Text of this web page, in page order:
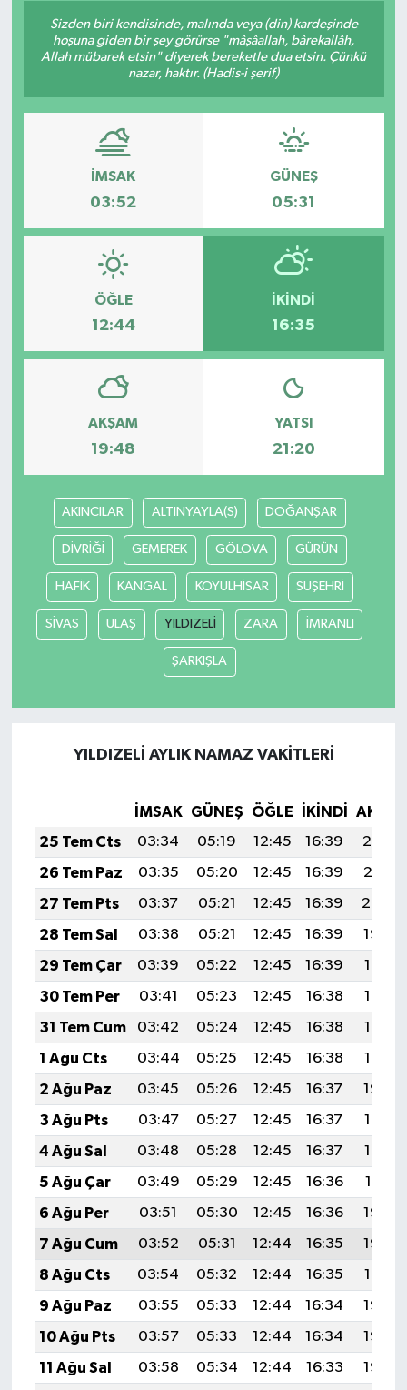
Sizden biri kendisinde, malında veya (din) kardeşinde
hoşuna giden bir şey görürse "mâşâallah, bârekallâh,
Allah mübarek etsin" diyerek bereketle dua etsin. Çünkü
nazar, haktır. (Hadis-i şerif)
İMSAK
03:52
GÜNEŞ
05:31
ÖĞLE
12:44
İKINDI
16:35
AKŞAM
19:48
YATSI
21:20
AKINCILAR ALTINYAYLA(S) DOĞANŞAR
DİVRİĞİ GEMEREK GÖLOVA GÜRÜN
HAFİK KANGAL KOYULHİSAR SUŞEHRİ
SİVAS ULAŞ YILDIZELİ ZARA İMRANLI
ŞARKIŞLA
YILDIZELİ AYLIK NAMAZ VAKITLERI
İMSAK GÜNEŞ ÖĞLE İKINDI
25 Tem Cts
03:34 05:19 12:45 16:39
20:02
26 Tem Paz
03:35 05:20 12:45 16:39
20:01
27 Tem Pts
03:37 05:21 12:45 16:39
20:00
28 Tem Sal
03:38 05:21 12:45 16:39
19:59
29 Tem Çar
03:39 05:22 12:45 16:39
19:58
30 Tem Per
03:41 05:23 12:45 16:38
19:57
31 Tem Cum
03:42 05:24 12:45 16:38
19:56
1 Ağu Cts
03:44 05:25 12:45 16:38
19:55
2 Ağu Paz
03:45 05:26 12:45 16:37
19:54
3 Ağu Pts
03:47 05:27 12:45 16:37
19:53
4 Ağu Sal
03:48 05:28 12:45 16:37
19:52
5 Ağu Çar
03:49 05:29 12:45 16:36
19:51
6 Ağu Per
03:51 05:30 12:45 16:36
19:50
7 Ağu Cum
03:52 05:31 12:44 16:35
19:48
8 Ağu Cts
03:54 05:32 12:44 16:35
19:47
9 Ağu Paz
03:55 05:33 12:44 16:34
19:46
10 Ağu Pts
03:57 05:33 12:44 16:34
19:45
11 Ağu Sal
03:58 05:34 12:44 16:33
19:43